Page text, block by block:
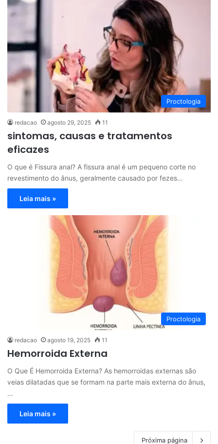
Proctologia
redacao agosto 29, 2025 11
sintomas, causas e tratamentos
eficazes
O que é Fissura anal? A fissura anal é um pequeno corte no
revestimento do ânus, geralmente causado por fezes…
Leia mais »
Proctologia
redacao agosto 19, 2025 11
Hemorroida Externa
O Que É Hemorroida Externa? As hemorroidas externas são
veias dilatadas que se formam na parte mais externa do ânus,
…
Leia mais »
Próxima página